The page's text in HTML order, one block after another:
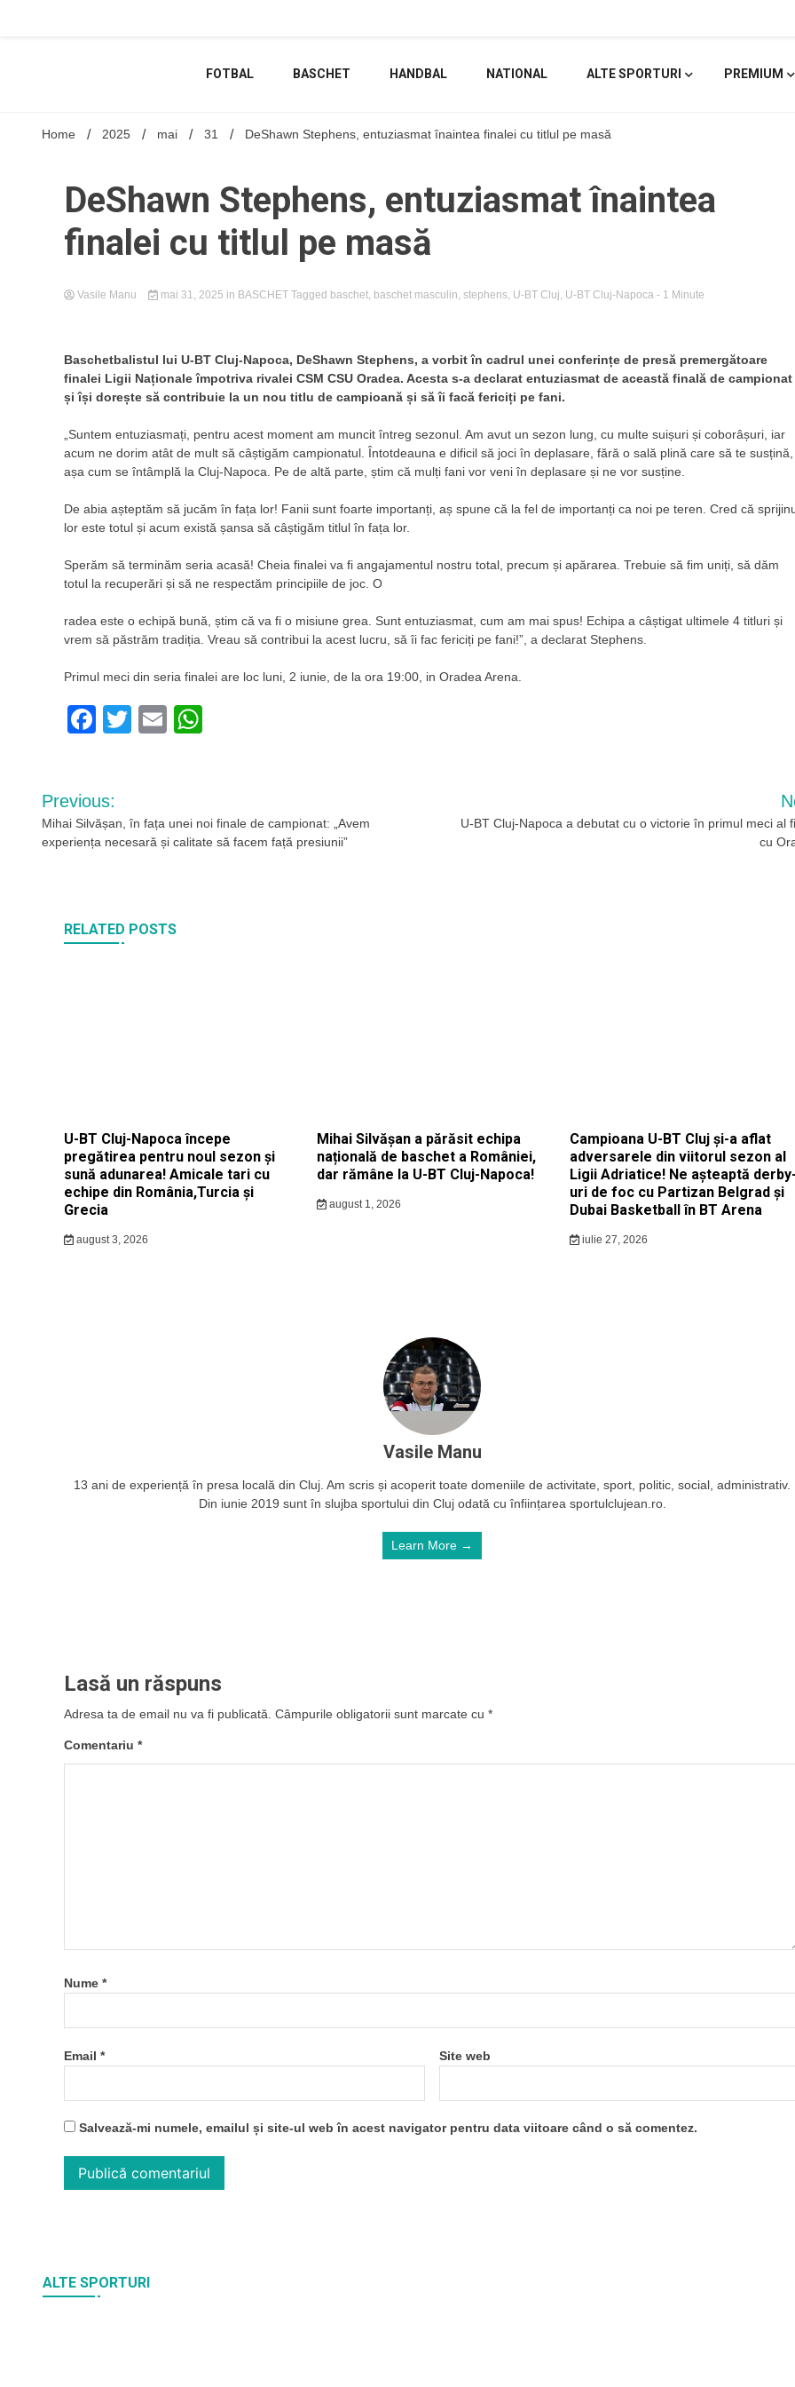
FOTBAL
BASCHET HANDBAL NATIONAL ALTE SPORTURI PREMIUM
Home 2025 mai 31 DeShawn Stephens, entuziasmat înaintea finalei cu titlul pe masă
DeShawn Stephens, entuziasmat înaintea
finalei cu titlul pe masă
Vasile Manu mai 31, 2025 in BASCHET Tagged baschet, baschet masculin, stephens, U-BT Cluj, U-BT Cluj-Napoca - 1 Minute
Baschetbalistul lui U-BT Cluj-Napoca, DeShawn Stephens, a vorbit în cadrul unei conferințe de presă premergătoare
finalei Ligii Naționale împotriva rivalei CSM CSU Oradea. Acesta s-a declarat entuziasmat de această finală de campionat
și își dorește să contribuie la un nou titlu de campioană și să îi facă fericiți pe fani.
„Suntem entuziasmați, pentru acest moment am muncit întreg sezonul. Am avut un sezon lung, cu multe suișuri și coborâșuri, iar
acum ne dorim atât de mult să câștigăm campionatul. Întotdeauna e dificil să joci în deplasare, fără o sală plină care să te susțină,
așa cum se întâmplă la Cluj-Napoca. Pe de altă parte, știm că mulți fani vor veni în deplasare și ne vor susține.
De abia așteptăm să jucăm în fața lor! Fanii sunt foarte importanți, aș spune că la fel de importanți ca noi pe teren. Cred că
lor este totul și acum există șansa să câștigăm titlul în fața lor.
Sperăm să terminăm seria acasă! Cheia finalei va fi angajamentul nostru total, precum și apărarea. Trebuie să fim uniți, să dăm
totul la recuperări și să ne respectăm principiile de joc. O
radea este o echipă bună, știm că va fi o misiune grea. Sunt entuziasmat, cum am mai spus! Echipa a câștigat ultimele 4 titluri și
vrem să păstrăm tradiția. Vreau să contribui la acest lucru, să îi fac fericiți pe fani!”, a declarat Stephens.
Primul meci din seria finalei are loc luni, 2 iunie, de la ora 19:00, in Oradea Arena.
Facebook
TwitterEmail
Navigare
în
Previous:
Mihai Silvășan, în fața unei noi finale de campionat: „Avem
experiența necesară și calitate să facem față presiunii”
U-BT Cluj-Napoca a debutat cu o victorie în primul meci al
cu
RELATED POSTS
U-BT Cluj-Napoca începe
pregătirea pentru noul sezon și
sună adunarea! Amicale tari cu
echipe din România,Turcia și
Grecia
august 3, 2026
Mihai Silvășan a părăsit echipa
națională de baschet a României,
dar rămâne la U-BT Cluj-Napoca!
august 1, 2026
Campioana U-BT Cluj și-a aflat
adversarele din viitorul sezon al
Ligii Adriatice! Ne așteaptă derby-
uri de foc cu Partizan Belgrad și
Dubai Basketball în BT Arena
iulie 27, 2026
Vasile Manu
13 ani de experiență în presa locală din Cluj. Am scris și acoperit toate domeniile de activitate, sport, politic, social, administrativ.
Din iunie 2019 sunt în slujba sportului din Cluj odată cu înființarea sportulclujean.ro.
Learn More →
Lasă un răspuns
Adresa ta de email nu va fi publicată. Câmpurile obligatorii sunt marcate cu *
Comentariu *
Nume *
Email * Site web
Salvează-mi numele, emailul și site-ul web în acest navigator pentru data viitoare când o să comentez.
ALTE SPORTURI